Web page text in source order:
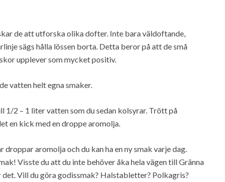
de att utforska olika dofter. Inte bara väldoftande,
sägs hålla lössen borta. Detta beror på att de små
upplever som mycket positiv.
vatten helt egna smaker.
2 – 1 liter vatten som du sedan kolsyrar. Trött på
en kick med en droppe aromolja.
aromolja och du kan ha en ny smak varje dag.
Visste du att du inte behöver åka hela vägen till Gränna
Vill du göra godissmak? Halstabletter? Polkagris?